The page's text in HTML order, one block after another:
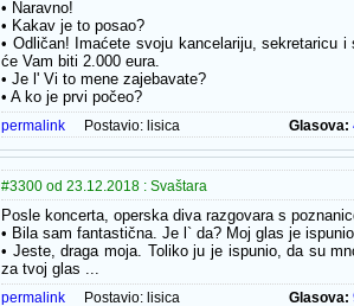
• Naravno!
• Kakav je to posao?
• Odličan! Imaćete svoju kancelariju, sekretaricu
će Vam biti 2.000 eura.
• Je l' Vi to mene zajebavate?
• A ko je prvi počeo?
permalink Postavio: lisica Glasova:
#3300 od 23.12.2018 : Svaštara
Posle koncerta, operska diva razgovara s
• Bila sam fantastična. Je l` da? Moj glas je
• Jeste, draga moja. Toliko ju je ispunio, da su
za tvoj glas ...
permalink Postavio: lisica Glasova: